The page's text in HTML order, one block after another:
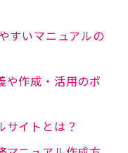
すいマニュアルの
や作成・活用のポ
サイトとは？